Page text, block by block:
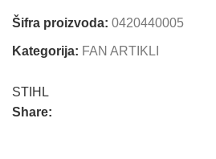
Šifra proizvoda: 0420440005
Kategorija: FAN ARTIKLI
STIHL
Share: